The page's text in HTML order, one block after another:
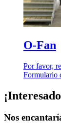
O-Fan
Por favor,
Formulario
Nos